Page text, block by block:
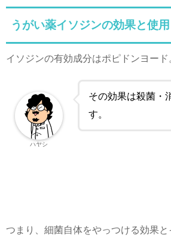
うがい薬イソジンの効果と使
イソジンの有効成分はポピドンヨード
その効果は殺菌・
す。
ハヤシ
つまり、細菌自体をやっつける効果